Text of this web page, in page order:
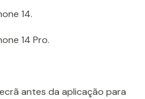
14.
14 Pro.
antes da aplicação para